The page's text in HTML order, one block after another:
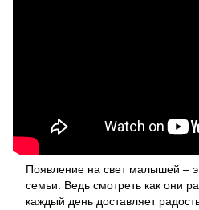
Появление на свет малышей –
семьи. Ведь смотреть как они
каждый день доставляет